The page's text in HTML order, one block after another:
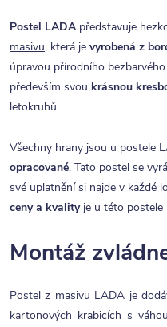
Postel LADApředstavuje
masivu, která je vyrobená z
úpravou přírodního
především svou krásnou
letokruhů.
Všechny hrany jsou u postele
opracované. Tato postel se
své uplatnění si najde v každé
ceny a kvalityje u této postele
Montáž
Postel z masivu LADA je
kartonových krabicích s